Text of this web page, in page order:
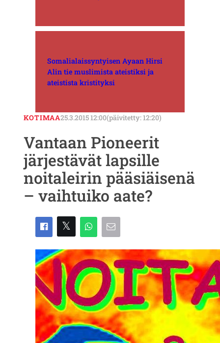
Somalialaissyntyisen Ayaan Hirsi
Alin tie muslimista ateistiksi ja
ateistista kristityksi
KOTIMAA25.3.2015 12:00(päivitetty: 12:20)
Vantaan Pioneerit
järjestävät lapsille
noitaleirin pääsiäisenä
– vaihtuiko aate?